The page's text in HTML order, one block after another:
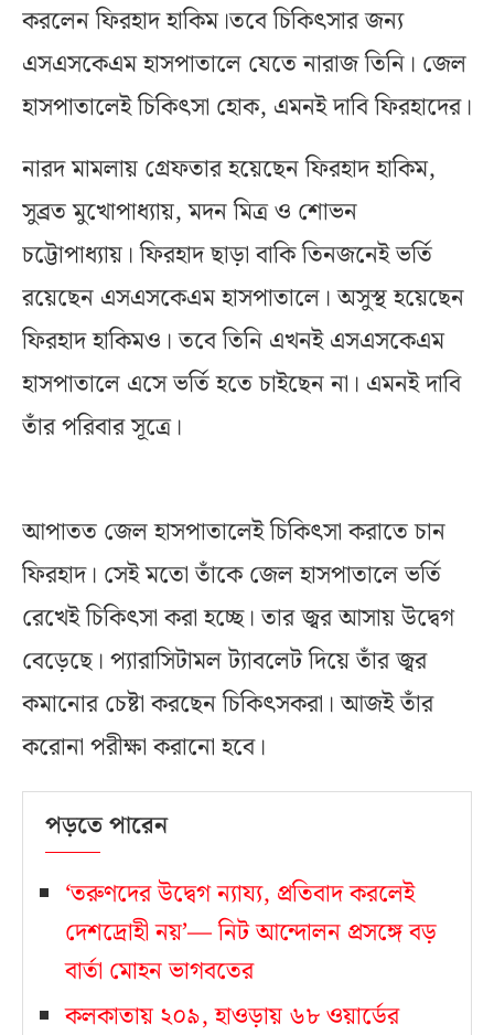
করলেন ফিরহাদ হাকিম।তবে চিকিৎসার জন্য
এসএসকেএম হাসপাতালে যেতে নারাজ তিনি। জেল
হাসপাতালেই চিকিৎসা হোক, এমনই দাবি ফিরহাদের।
নারদ মামলায় গ্রেফতার হয়েছেন ফিরহাদ হাকিম,
সুব্রত মুখোপাধ্যায়, মদন মিত্র ও শোভন
চট্টোপাধ্যায়। ফিরহাদ ছাড়া বাকি তিনজনেই ভর্তি
রয়েছেন এসএসকেএম হাসপাতালে। অসুস্থ হয়েছেন
ফিরহাদ হাকিমও। তবে তিনি এখনই এসএসকেএম
হাসপাতালে এসে ভর্তি হতে চাইছেন না। এমনই দাবি
তাঁর পরিবার সূত্রে।
আপাতত জেল হাসপাতালেই চিকিৎসা করাতে চান
ফিরহাদ। সেই মতো তাঁকে জেল হাসপাতালে ভর্তি
রেখেই চিকিৎসা করা হচ্ছে। তার জ্বর আসায় উদ্বেগ
বেড়েছে। প্যারাসিটামল ট্যাবলেট দিয়ে তাঁর জ্বর
কমানোর চেষ্টা করছেন চিকিৎসকরা। আজই তাঁর
করোনা পরীক্ষা করানো হবে।
পড়তে পারেন
‘তরুণদের উদ্বেগ ন্যায্য, প্রতিবাদ করলেই
দেশদ্রোহী নয়’— নিট আন্দোলন প্রসঙ্গে বড়
বার্তা মোহন ভাগবতের
কলকাতায় ২০৯, হাওড়ায় ৬৮ ওয়ার্ডের